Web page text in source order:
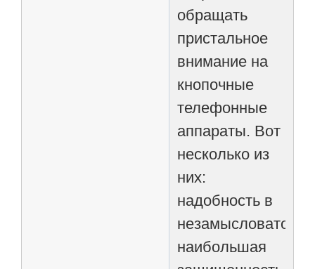
обращать
пристальное
внимание на
кнопочные
телефонные
аппараты. Вот
несколько из
них:
надобность в
наибольшая